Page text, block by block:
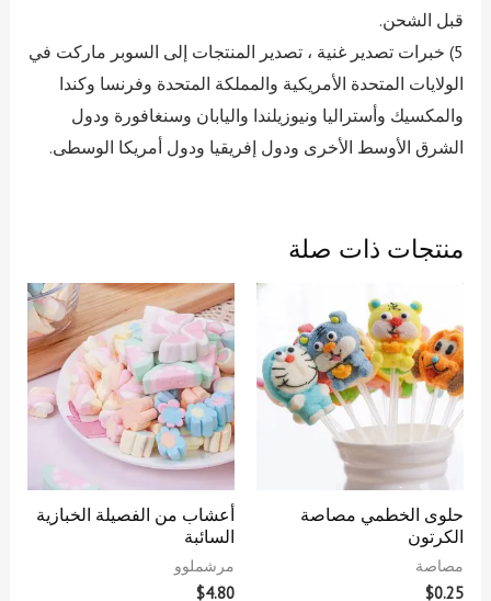
قبل الشحن.
5) خبرات تصدير غنية ، تصدير المنتجات إلى السوبر ماركت في
الولايات المتحدة الأمريكية والمملكة المتحدة وفرنسا وكندا
والمكسيك وأستراليا ونيوزيلندا واليابان وسنغافورة ودول
الشرق الأوسط الأخرى ودول إفريقيا ودول أمريكا الوسطى.
منتجات ذات صلة
حلوى الخطمي مصاصة
الكرتون
مصاصة
$0.25
أعشاب من الفصيلة الخبازية
السائبة
مرشملوو
$4.80